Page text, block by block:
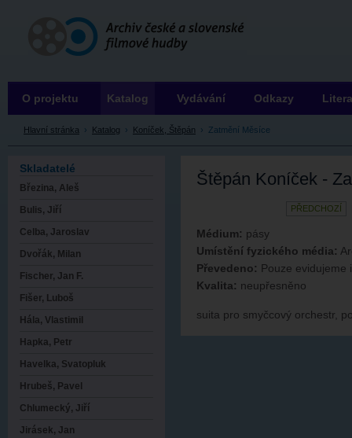
Archiv ČSFH
Štěpán Koníček -
PŘEDCHOZÍ
Médium: pásy
Umístění fyzického média:
Převedeno: Pouze evidujeme
Kvalita: neupřesněno
suita pro smyčcový orchestr,
Hlavní stránka › Katalog › Koníček, Štěpán › Zatmění Měsíce
O projektu Katalog Vydávání Odkazy
Skladatelé
Březina, Aleš
Bulis, Jiří
Celba, Jaroslav
Dvořák, Milan
Fischer, Jan F.
Fišer, Luboš
Hála, Vlastimil
Hapka, Petr
Havelka, Svatopluk
Hrubeš, Pavel
Chlumecký, Jiří
Jirásek, Jan